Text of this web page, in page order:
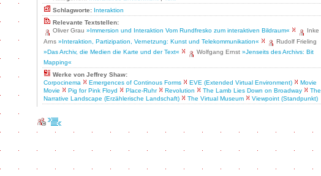
Schlagworte: Interaktion
Relevante Textstellen:
Oliver Grau »Immersion und Interaktion Vom Rundfresko zum interaktiven Bildraum«
Inke
Arns »Interaktion, Partizipation, Vernetzung: Kunst und Telekommunikation«
Rudolf Frieling
»Das Archiv, die Medien die Karte und der Text«
Wolfgang Ernst »Jenseits des Archivs: Bit
Mapping«
Werke von Jeffrey Shaw:
Corpocinema
Emergences of Continous Forms EVE (Extended Virtual Environment)
Movie
Movie
Pig for Pink Floyd Place-Ruhr Revolution The Lamb Lies Down on Broadway
The
Narrative Landscape (Erzählerische Landschaft)
The Virtual Museum Viewpoint (Standpunkt)